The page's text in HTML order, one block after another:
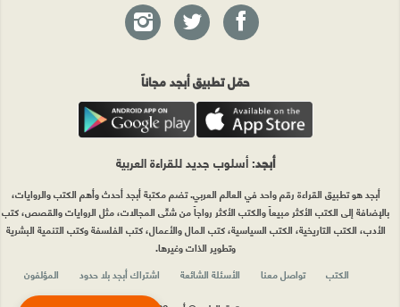
حمّل تطبيق أبجد مجاناً
أبجد: أسلوب جديد للقراءة العربية
أبجد هو تطبيق القراءة رقم واحد في العالم العربي. تضم مكتبة أبجد أحدث وأهم الكتب والروايات،
بالإضافة إلى الكتب الأكثر مبيعاً والكتب الأكثر رواجاً من شتّى المجالات، مثل الروايات والقصص، كتب
الأدب، الكتب التاريخية، الكتب السياسية، كتب المال والأعمال، كتب الفلسفة وكتب التنمية البشرية
وتطوير الذات وغيرها.
الكتب
تواصل معنا الأسئلة الشائعة اشتراك أبجد بلا حدود
المؤلفون